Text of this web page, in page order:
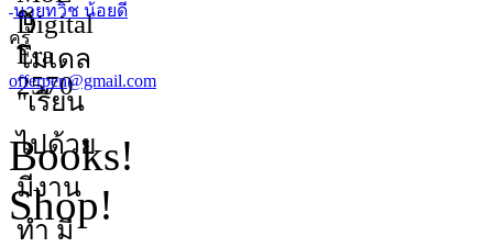
นายทวิช น้อยดี
ครู
offerpen@gmail.com
Books!
Shop!